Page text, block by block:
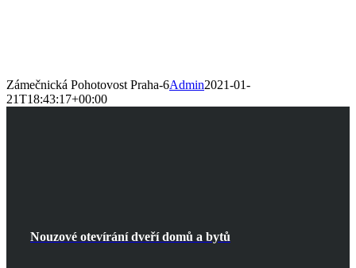
Zámečnická Pohotovost Praha-6Admin2021-01-
21T18:43:17+00:00
Nouzové otevírání dveří domů a bytů